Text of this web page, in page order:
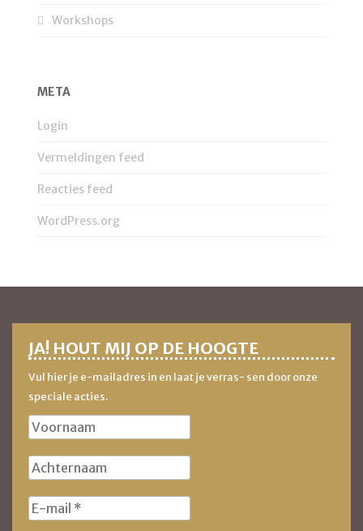
Workshops
META
Login
Vermeldingen feed
Reacties feed
WordPress.org
JA! HOUT MIJ OP DE HOOGTE
Vul hier je e-mailadres in en laat je verras- sen door onze
speciale acties.